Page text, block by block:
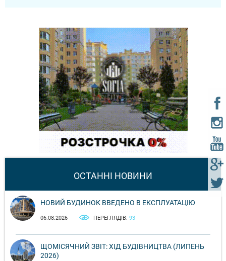
ОСТАННІ НОВИНИ
НОВИЙ БУДИНОК ВВЕДЕНО В ЕКСПЛУАТАЦІЮ
06.08.2026 ПЕРЕГЛЯДІВ: 93
ЩОМІСЯЧНИЙ ЗВІТ: ХІД БУДІВНИЦТВА (ЛИПЕНЬ
2026)